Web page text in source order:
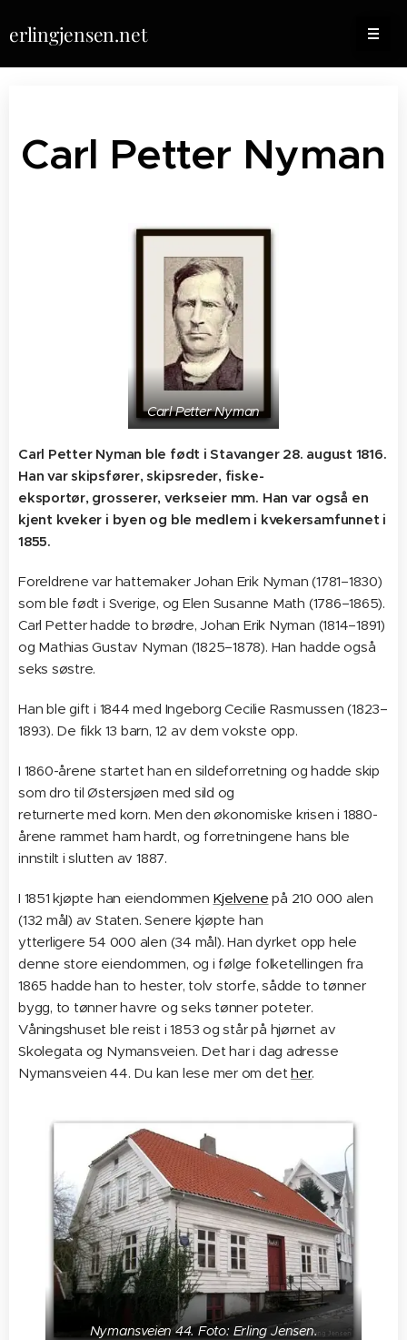
erlingjensen.net
Carl Petter Nyman
Carl Petter Nyman
Carl Petter Nyman ble født i Stavanger 28. august 1816.
Han var skipsfører, skipsreder, fiske-
eksportør, grosserer, verkseier mm. Han var også en
kjent kveker i byen og ble medlem i kvekersamfunnet i
1855.
Foreldrene var hattemaker Johan Erik Nyman (1781–1830)
som ble født i Sverige, og Elen Susanne Math (1786–1865).
Carl Petter hadde to brødre, Johan Erik Nyman (1814–1891)
og Mathias Gustav Nyman (1825–1878). Han hadde også
seks søstre.
Han ble gift i 1844 med Ingeborg Cecilie Rasmussen (1823–
1893). De fikk 13 barn, 12 av dem vokste opp.
I 1860-årene startet han en sildeforretning og hadde skip
som dro til Østersjøen med sild og
returnerte med korn. Men den økonomiske krisen i 1880-
årene rammet ham hardt, og forretningene hans ble
innstilt i slutten av 1887.
I 1851 kjøpte han eiendommen Kjelvene på 210 000 alen
(132 mål) av Staten. Senere kjøpte han
ytterligere 54 000 alen (34 mål). Han dyrket opp hele
denne store eiendommen, og i følge folketellingen fra
1865 hadde han to hester, tolv storfe, sådde to tønner
bygg, to tønner havre og seks tønner poteter.
Våningshuset ble reist i 1853 og står på hjørnet av
Skolegata og Nymansveien. Det har i dag adresse
Nymansveien 44. Du kan lese mer om dether.
Nymansveien 44. Foto: Erling Jensen.